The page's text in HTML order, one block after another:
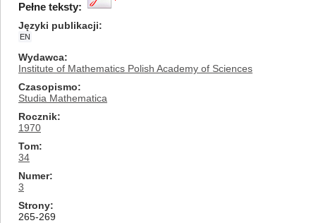
Pełne teksty:
Języki publikacji
EN
Wydawca
Institute of Mathematics Polish Academy of Sciences
Czasopismo
Studia Mathematica
Rocznik
1970
Tom
34
Numer
3
Strony
265-269